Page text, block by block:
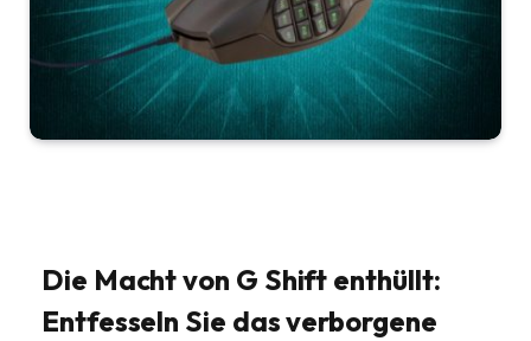
Die Macht von G Shift enthüllt:
Entfesseln Sie das verborgene